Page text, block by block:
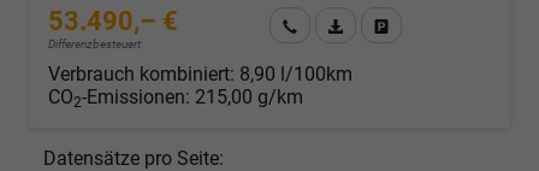
53.490,– €
Differenzbesteuert
Wir rufen Sie anFahrzeugexposé (PDF)
Verbrauch kombiniert: 8,90 l/100km
CO2-Emissionen: 215,00 g/km
Datensätze pro Seite: